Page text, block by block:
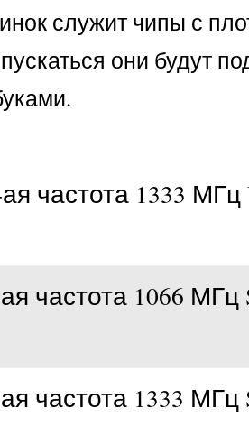
служит чипы с
они будут
частота 1333
частота 1066
частота 1333